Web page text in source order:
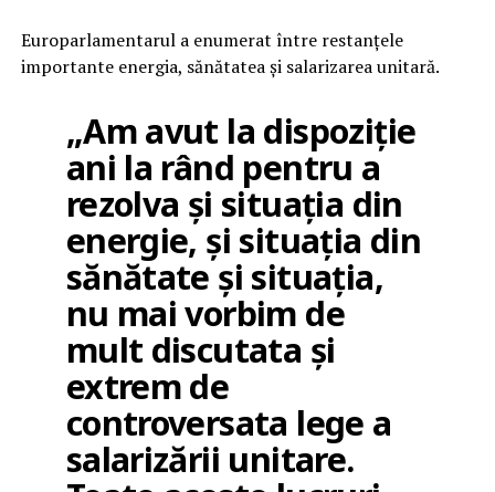
Europarlamentarul a enumerat între restanțele
importante energia, sănătatea și salarizarea unitară.
„Am avut la dispoziție
ani la rând pentru a
rezolva și situația din
energie, și situația din
sănătate și situația,
nu mai vorbim de
mult discutata și
extrem de
controversata lege a
salarizării unitare.